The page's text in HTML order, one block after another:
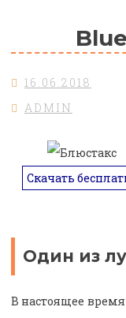
16.06.2018
ADMIN
Скачать
Один из
В настоящее